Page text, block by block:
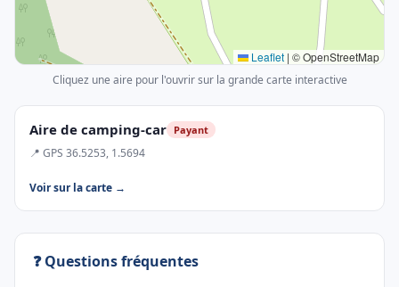
Aire de camping-car Payant
📍 GPS 36.5253, 1.5694
Voir sur la carte →
❓ Questions fréquentes
Leaflet | © OpenStreetMap
Cliquez une aire pour l'ouvrir sur la grande carte interactive